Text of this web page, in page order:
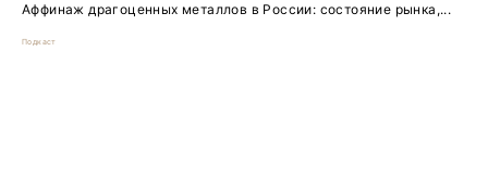
Аффинаж драгоценных металлов в России: состояние рынка,...
Подкаст